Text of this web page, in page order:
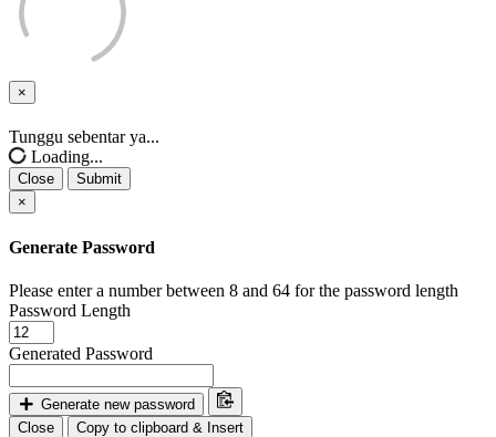
×
Close
Tunggu sebentar ya...
Loading...
Close
Submit
×
Generate Password
Please enter a number between 8 and 64 for the password length
Password Length
Generated Password
Generate new password
Close
Copy to clipboard & Insert